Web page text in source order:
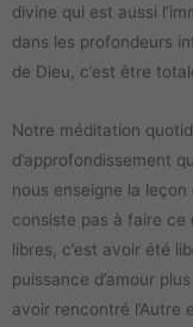
divine qui est aussi
dans les profondeurs
de Dieu, c’est être
Notre méditation
d’approfondissement
nous enseigne la
consiste pas à faire ce
libres, c’est avoir été
puissance d’amour
avoir rencontré l’Autre